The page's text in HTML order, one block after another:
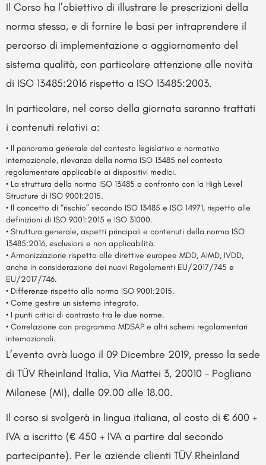
Il Corso ha l’obiettivo di illustrare le prescrizioni della
norma stessa, e di fornire le basi per intraprendere il
percorso di implementazione o aggiornamento del
sistema qualità, con particolare attenzione alle novità
di ISO 13485:2016 rispetto a ISO 13485:2003.
In particolare, nel corso della giornata saranno trattati
i contenuti relativi a:
• Il panorama generale del contesto legislativo e normativo
internazionale, rilevanza della norma ISO 13485 nel contesto
regolamentare applicabile ai dispositivi medici.
• La struttura della norma ISO 13485 a confronto con la High Level
Structure di ISO 9001:2015.
• Il concetto di “rischio” secondo ISO 13485 e ISO 14971, rispetto alle
definizioni di ISO 9001:2015 e ISO 31000.
• Struttura generale, aspetti principali e contenuti della norma ISO
13485:2016, esclusioni e non applicabilità.
• Armonizzazione rispetto alle direttive europee MDD, AIMD, IVDD,
anche in considerazione dei nuovi Regolamenti EU/2017/745 e
EU/2017/746.
• Differenze rispetto alla norma ISO 9001:2015.
• Come gestire un sistema integrato.
• I punti critici di contrasto tra le due norme.
• Correlazione con programma MDSAP e altri schemi regolamentari
internazionali.
L’evento avrà luogo il 09 Dicembre 2019, presso la sede
di TÜV Rheinland Italia, Via Mattei 3, 20010 – Pogliano
Milanese (MI), dalle 09.00 alle 18.00.
Il corso si svolgerà in lingua italiana, al costo di € 600 +
IVA a iscritto (€ 450 + IVA a partire dal secondo
partecipante). Per le aziende clienti TÜV Rheinland